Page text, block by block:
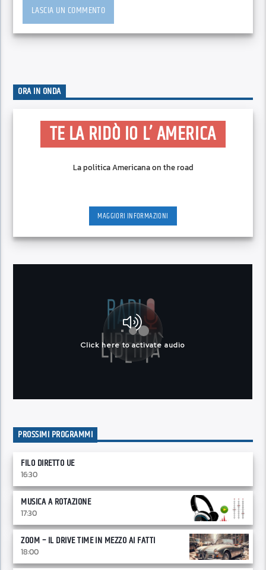
ORA IN ONDA
TE LA RIDÒ IO L’ AMERICA
La politica Americana on the road
MAGGIORI INFORMAZIONI
PROSSIMI PROGRAMMI
FILO DIRETTO UE
16:30
MUSICA A ROTAZIONE
17:30
ZOOM – IL DRIVE TIME IN MEZZO AI FATTI
18:00